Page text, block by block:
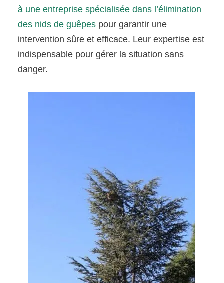
à une entreprise spécialisée dans l’élimination
des nids de guêpes pour garantir une
intervention sûre et efficace. Leur expertise est
indispensable pour gérer la situation sans
danger.